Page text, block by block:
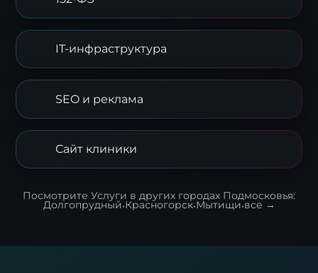
IT-инфраструктура
SEO и реклама
Сайт клиники
Посмотрите Услуги в других городах Подмосковья:
Долгопрудный·Красногорск·Мытищи·все →